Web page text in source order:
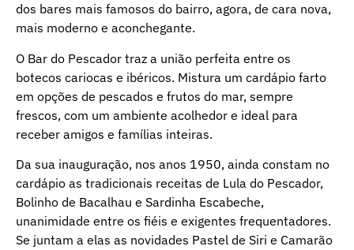
dos bares mais famosos do bairro, agora, de cara nova,
mais moderno e aconchegante.
O Bar do Pescador traz a união perfeita entre os
botecos cariocas e ibéricos. Mistura um cardápio farto
em opções de pescados e frutos do mar, sempre
frescos, com um ambiente acolhedor e ideal para
receber amigos e famílias inteiras.
Da sua inauguração, nos anos 1950, ainda constam no
cardápio as tradicionais receitas de Lula do Pescador,
Bolinho de Bacalhau e Sardinha Escabeche,
unanimidade entre os fiéis e exigentes frequentadores.
Se juntam a elas as novidades Pastel de Siri e Camarão